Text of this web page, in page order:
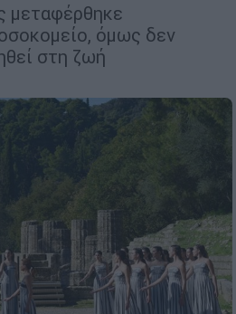
μεταφέρθηκε
όμως δεν
στη ζωή